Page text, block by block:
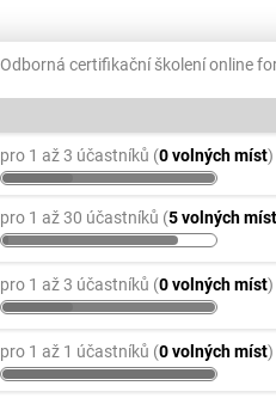
Odborná certifikační školení online
pro 1 až 3 účastníků (0 volných míst)
pro 1 až 30 účastníků (5 volných
pro 1 až 3 účastníků (0 volných míst)
pro 1 až 1 účastníků (0 volných míst)